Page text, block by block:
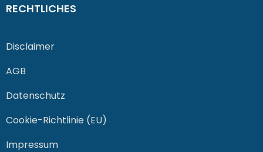
RECHTLICHES
Disclaimer
AGB
Datenschutz
Cookie-Richtlinie (EU)
Impressum